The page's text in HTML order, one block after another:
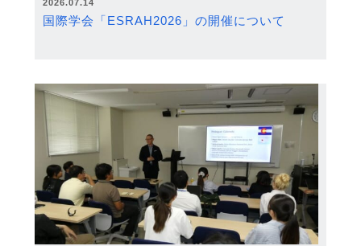
2026.07.14
国際学会「ESRAH2026」の開催について